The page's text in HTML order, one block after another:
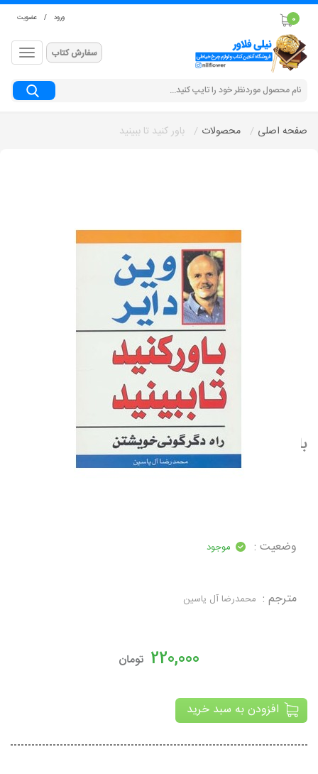
ورود / عضویت 0
سفارش کتاب
جستجو
صفحه اصلی محصولات باور کنید تا ببینید
باور کنید تا ببینید
وضعیت : موجود
مترجم : محمدرضا آل یاسین
220,000 تومان
افزودن به سبد خرید